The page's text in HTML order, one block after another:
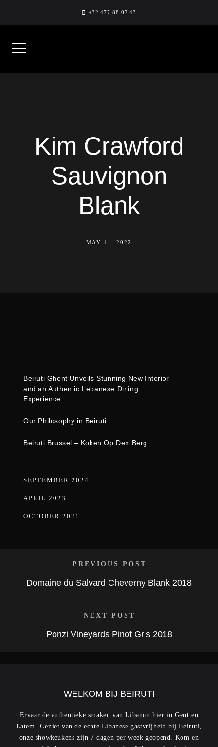
+32 477 88 07 43
Kim Crawford
Sauvignon
Blank
MAY 11, 2022
Beiruti Ghent Unveils Stunning New Interior
and an Authentic Lebanese Dining
Experience
Our Philosophy in Beiruti
Beiruti Brussel – Koken Op Den Berg
SEPTEMBER 2024
APRIL 2023
OCTOBER 2021
PREVIOUS POST
Domaine du Salvard Cheverny Blank 2018
NEXT POST
Ponzi Vineyards Pinot Gris 2018
WELKOM BIJ BEIRUTI
Ervaar de authentieke smaken van Libanon hier in Gent en
Latem! Geniet van de echte Libanese gastvrijheid bij Beiruti,
onze showkeukens zijn 7 dagen per week geopend. Kom en